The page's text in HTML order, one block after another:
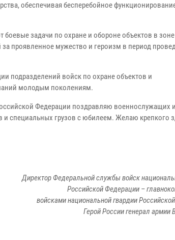
обеспечивая бесперебойное
задачи по охране и обороне объектов в зоне
проявленное мужество и героизм в период
подразделений войск по охране объектов и
молодым поколениям.
Федерации поздравляю военнослужащих
и специальных грузов с юбилеем. Желаю крепкого
Директор Федеральной службы войск
Российской Федерации –
войсками национальной гвардии
Герой России генерал армии